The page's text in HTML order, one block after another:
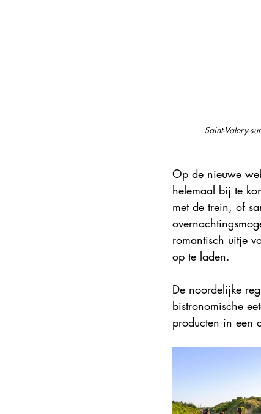
Saint-Valery-
Op de nieuwe
helemaal bij te
met de trein, of
romantisch uitje
op te laden.
De noordelijke
bistronomische
producten in een